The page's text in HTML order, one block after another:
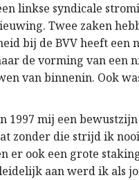
linkse syndicale
Twee zaken
bij de BVV heeft een
de vorming van een
van binnenin. Ook
1997 mij een
zonder die strijd ik
er ook een grote
aan werd ik als